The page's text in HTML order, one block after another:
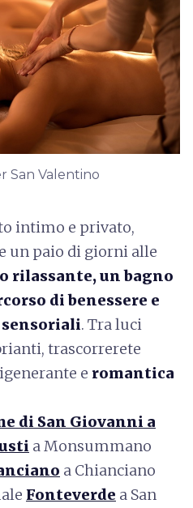
San Valentino
intimo e privato,
un paio di giorni alle
rilassante, un bagno
di benessere e
sensoriali. Tra luci
trascorrerete
e romantica
di San Giovanni a
a Monsummano
a Chianciano
Fonteverde a San